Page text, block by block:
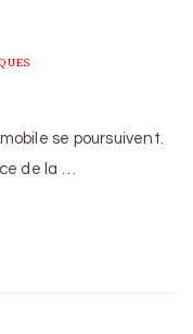
se poursuivent.
de la …